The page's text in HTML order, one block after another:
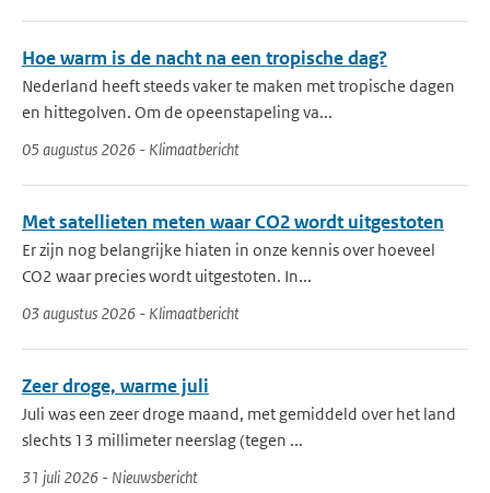
Hoe warm is de nacht na een tropische dag?
Nederland heeft steeds vaker te maken met tropische dagen
en hittegolven. Om de opeenstapeling va...
05 augustus 2026 - Klimaatbericht
Met satellieten meten waar CO2 wordt uitgestoten
Er zijn nog belangrijke hiaten in onze kennis over hoeveel
CO2 waar precies wordt uitgestoten. In...
03 augustus 2026 - Klimaatbericht
Zeer droge, warme juli
Juli was een zeer droge maand, met gemiddeld over het land
slechts 13 millimeter neerslag (tegen ...
31 juli 2026 - Nieuwsbericht